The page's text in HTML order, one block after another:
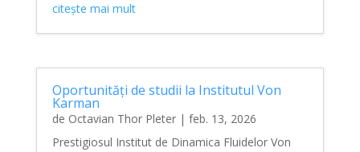
citește mai mult
Oportunități de studii la Institutul Von
Karman
de Octavian Thor Pleter| feb. 13, 2026
Prestigiosul Institut de Dinamica Fluidelor Von